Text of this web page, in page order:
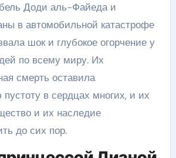
Доди аль-Файеда и
в автомобильной катастрофе
шок и глубокое огорчение у
по всему миру. Их
смерть оставила
пустоту в сердцах многих, и их
и их наследие
до сих пор.